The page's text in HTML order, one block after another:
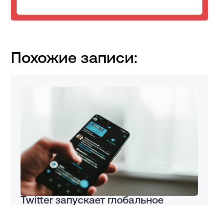
Похожие записи:
Twitter запускает глобальное